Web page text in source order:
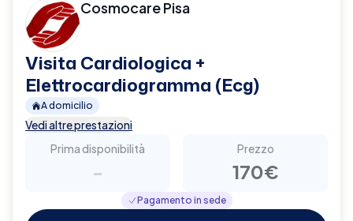
Cosmocare Pisa
Visita Cardiologica +
Elettrocardiogramma (Ecg)
A domicilio
Vedi altre prestazioni
Prima disponibilità
-
Prezzo
170€
Pagamento in sede